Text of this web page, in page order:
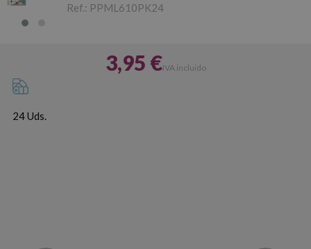
Ref.: PPML610PK24
3,95 €IVA incluido
24 Uds.